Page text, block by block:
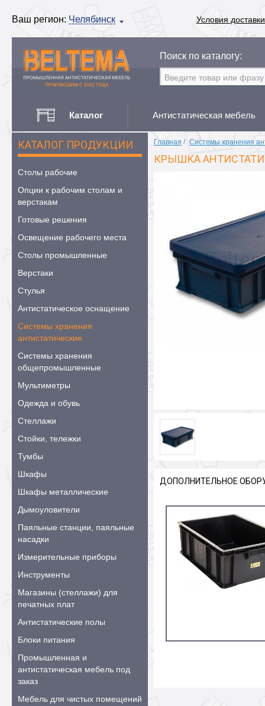
Ваш регион: Челябинск Условия доставки
Поиск по каталогу:
Каталог Антистатическая мебель
КАТАЛОГ ПРОДУКЦИИ
Столы рабочие
Опции к рабочим столам и
верстакам
Готовые решения
Освещение рабочего места
Столы промышленные
Верстаки
Стулья
Антистатическое оснащение
Системы хранения
антистатические
Системы хранения
общепромышленные
Мультиметры
Одежда и обувь
Стеллажи
Стойки, тележки
Тумбы
Шкафы
Шкафы металлические
Дымоуловители
Паяльные станции, паяльные
насадки
Измерительные приборы
Инструменты
Магазины (стеллажи) для
печатных плат
Антистатические полы
Блоки питания
Промышленная и
антистатическая мебель под
заказ
Мебель для чистых помещений
Главная / Системы хранения
КРЫШКА
ДОПОЛНИТЕЛЬНОЕ